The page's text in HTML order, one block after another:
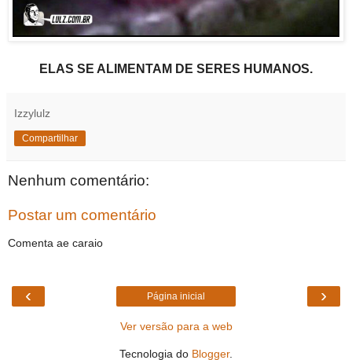
ELAS SE ALIMENTAM DE SERES HUMANOS.
Izzylulz
Compartilhar
Nenhum comentário:
Postar um comentário
Comenta ae caraio
‹ ›
Página inicial
Ver versão para a web
Tecnologia do Blogger.